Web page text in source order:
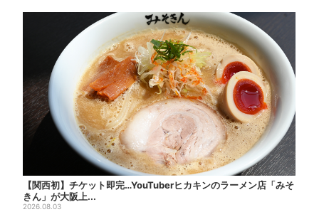
【関西初】チケット即完…YouTuberヒカキンのラーメン店「みそ
きん」が大阪上...
2026.08.03